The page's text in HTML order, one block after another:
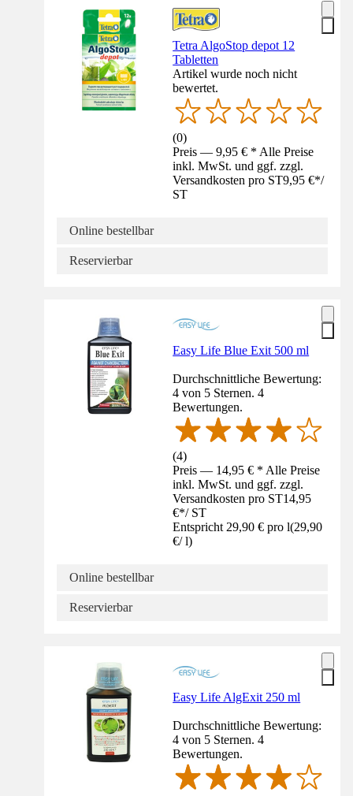
Tetra AlgoStop depot 12
Tabletten
Artikel wurde noch nicht
bewertet.
(0)
Preis — 9,95 € * Alle Preise
inkl. MwSt. und ggf. zzgl.
Versandkosten pro ST9,95 €*/
ST
Online bestellbar
Reservierbar
Easy Life Blue Exit 500 ml
Durchschnittliche Bewertung:
4 von 5 Sternen. 4
Bewertungen.
(4)
Preis — 14,95 € * Alle Preise
inkl. MwSt. und ggf. zzgl.
Versandkosten pro ST14,95
€*/ ST
Entspricht 29,90 € pro l(29,90
€/ l)
Online bestellbar
Reservierbar
Easy Life AlgExit 250 ml
Durchschnittliche Bewertung:
4 von 5 Sternen. 4
Bewertungen.